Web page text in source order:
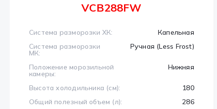
VCB288FW
Система разморозки ХК:
Капельная
Система разморозки
МК:
Ручная (Less Frost)
Положение морозильной
камеры:
Нижняя
Высота холодильника (см):
180
Общий полезный объем (л):
286